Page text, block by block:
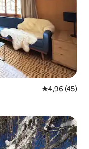
Évaluation
4,96 (45)